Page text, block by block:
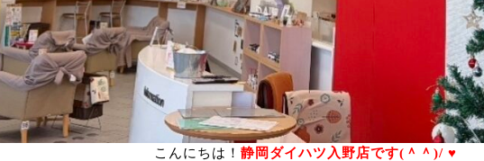
こんにちは！ 静岡ダイハツ入野店です(＾＾)/ ♥